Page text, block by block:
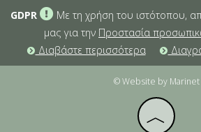
GDPR
Με τη χρήση του ιστότοπου,
μας για την Προστασία
Διαβάστε περισσότερα
© Website by Marinet
︿